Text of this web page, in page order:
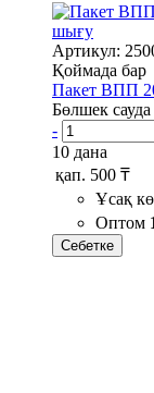
шығу
Артикул:
Қоймада бар
Пакет ВПП
Бөлшек сауда
-
10 дана
қап. 500 ₸
Ұсақ
Оптом
Себетке